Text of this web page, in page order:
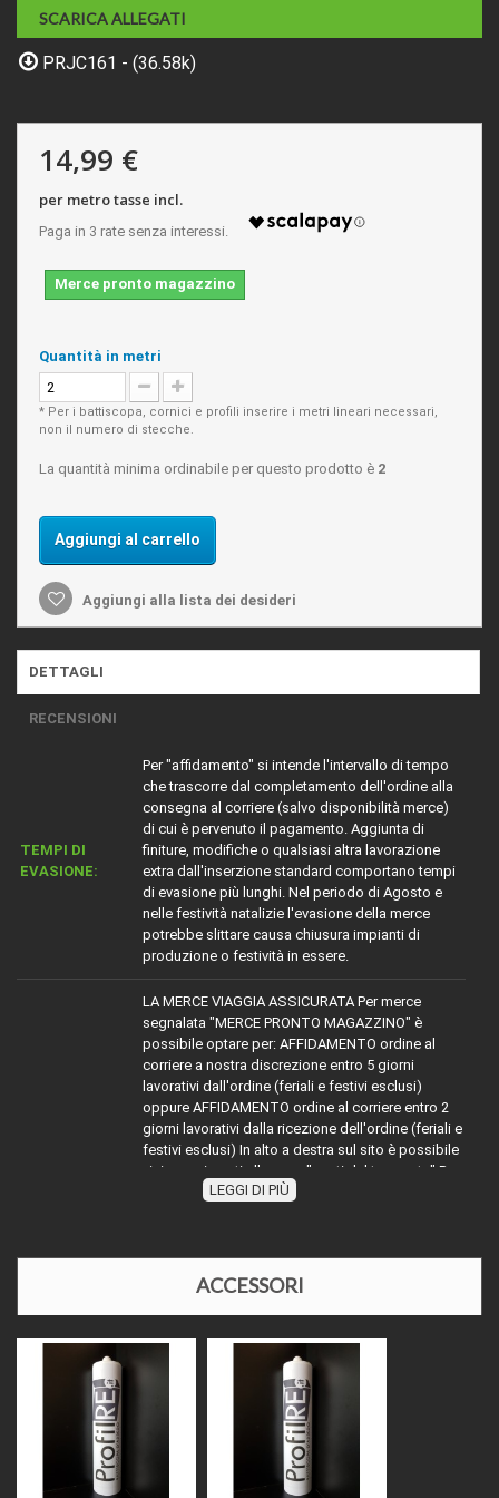
SCARICA ALLEGATI
PRJC161 - (36.58k)
14,99 €
per metro tasse incl.
Merce pronto magazzino
Quantità in metri
* Per i battiscopa, cornici e profili inserire i metri lineari necessari,
non il numero di stecche.
La quantità minima ordinabile per questo prodotto è 2
Aggiungi al carrello
Aggiungi alla lista dei desideri
DETTAGLI
RECENSIONI
TEMPI DI
EVASIONE:
Per "affidamento" si intende l'intervallo di tempo
che trascorre dal completamento dell'ordine alla
consegna al corriere (salvo disponibilità merce)
di cui è pervenuto il pagamento. Aggiunta di
finiture, modifiche o qualsiasi altra lavorazione
extra dall'inserzione standard comportano tempi
di evasione più lunghi. Nel periodo di Agosto e
nelle festività natalizie l'evasione della merce
potrebbe slittare causa chiusura impianti di
produzione o festività in essere.
LA MERCE VIAGGIA ASSICURATA Per merce
segnalata "MERCE PRONTO MAGAZZINO" è
possibile optare per: AFFIDAMENTO ordine al
corriere a nostra discrezione entro 5 giorni
lavorativi dall'ordine (feriali e festivi esclusi)
oppure AFFIDAMENTO ordine al corriere entro 2
giorni lavorativi dalla ricezione dell'ordine (feriali e
festivi esclusi) In alto a destra sul sito è possibile
visionare i costi alla voce "costi del trasporto" Per
la merce con diciture diverse da MERCE PRONTO
(esempio evaso 2 giorni lavorativi) ai tempi
dell'affidamento al corriere richiesto, oppure
contattarci telefonicamente o via mail per
disponibilità e relativi tempi di affidamento al
corriere. Nel periodo di Agosto e nelle festività
natalizie l'affidamento della merce ai corrieri
potrebbe slittare causa chiusura impianti di
produzione o festività in essere.
Il prezzo come indicato, si intende al metro
lineare (salvo indicazioni diverse) e comprensivo
di iva al 22%, il prodotto facendo parte dei
LEGGI DI PIÙ
ACCESSORI